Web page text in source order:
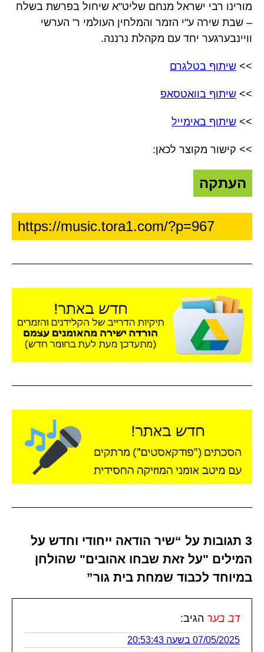
מורינו רבי ישראל מנחם שליט"א שיחול בפרשת בשלח
– שבת שירה ע"י הזמר והמלחין העולמי ר' הערשי
וויינבערגער יחד עם מקהלת נרננה.
>> שיתוף בטלגרם
>> שיתוף בוואטסאפ
>> שיתוף באימייל
>> קישור מקוצר לכאן:
העתקה
3 תגובות על “שיר הודאה ייחודי וחדש על
המילים "על זאת שבחו אהובים" שהולחן
במיוחד לכבוד שמחת בית גור”
דב בער הגיב:
07/05/2025 בשעה 20:53:43